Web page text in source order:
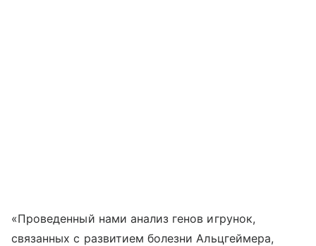
«Проведенный нами анализ генов игрунок,
связанных с развитием болезни Альцгеймера,